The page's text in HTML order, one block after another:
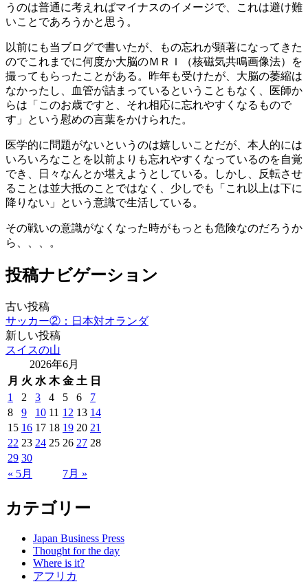
うのは普通に考えればマイナスのイメージで、これは避け難
いことであろうかと思う。
以前にも当ブログで書いたが、もの忘れが顕著になってきた
のでこれまでに何度か大脳のＭＲＩ（核磁気共鳴画像法）を
撮ってもらったことがある。昨年も受けたが、大脳の萎縮は
なかったし、血管が詰まっているということもなく、医師か
らは「このお歳ですと、それ相応に忘れやすくなるもので
す」という慰めの言葉をかけられた。
医学的に問題がないというのは嬉しいことだが、本人的には
いろいろなことを以前よりも忘れやすくなっているのを自覚
でき、日々なんとか堪えようとしている。しかし、反転させ
ることは並大抵のことではなく、少しでも「これ以上は下に
降りない」という意識で生活している。
その戦いの意識がなくなった時がもっとも危険なのだろうか
ら、、、。
投稿ナビゲーション
古い投稿
サッカー②：日本対オランダ
新しい投稿
スイスの山
2026年6月
月 火 水 木 金 土 日
« 5月 7月 »
1 2 3 4 5 6
7
8
9 10 11 12 13 14
15 16 17 18 19 20 21
22 23 24 25 26 27 28
29 30
カテゴリー
Japan Business Press
Thought for the day
Where is it?
アフリカ